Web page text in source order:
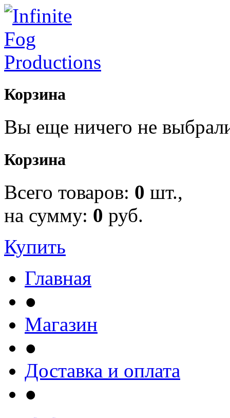
Корзина
Вы еще ничего не
Корзина
Всего товаров: 0 шт.,
на сумму: 0 руб.
Купить
Главная
●
Магазин
●
Доставка и оплата
●